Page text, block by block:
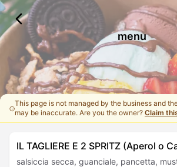
menu
This page is not managed by the business and
may be inaccurate. Are you the owner?Claim
IL TAGLIERE E 2 SPRITZ (Aperol o
salsiccia secca, guanciale, pancetta,